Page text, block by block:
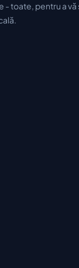
- toate, pentru a vă